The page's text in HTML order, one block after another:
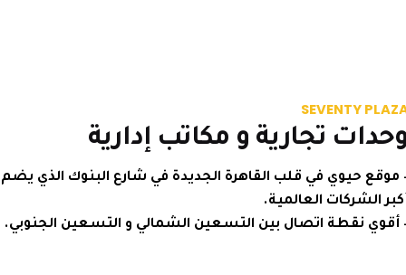
SEVENTY
تجارية و مكاتب إدارية
حيوي في قلب القاهرة الجديدة في شارع البنوك الذي يضم
العالمية.
نقطة اتصال بين التسعين الشمالي و التسعين الجنوبي.